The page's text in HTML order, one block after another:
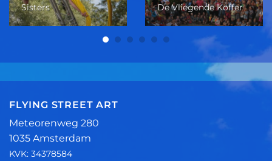
Sisters
De Vliegende Koffer
FLYING STREET ART
Meteorenweg 280
1035 Amsterdam
KVK: 34378584